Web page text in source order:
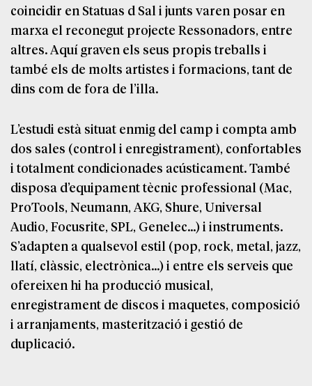
coincidir en Statuas d Sal i junts varen posar en
marxa el reconegut projecte Ressonadors, entre
altres. Aquí graven els seus propis treballs i
també els de molts artistes i formacions, tant de
dins com de fora de l’illa.
L’estudi està situat enmig del camp i compta amb
dos sales (control i enregistrament), confortables
i totalment condicionades acústicament. També
disposa d’equipament tècnic professional (Mac,
ProTools, Neumann, AKG, Shure, Universal
Audio, Focusrite, SPL, Genelec…) i instruments.
S’adapten a qualsevol estil (pop, rock, metal, jazz,
llatí, clàssic, electrònica…) i entre els serveis que
ofereixen hi ha producció musical,
enregistrament de discos i maquetes, composició
i arranjaments, masterització i gestió de
duplicació.